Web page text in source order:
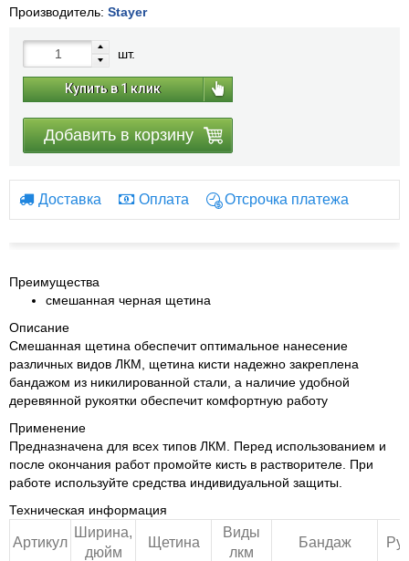
Производитель: Stayer
шт.
Купить в 1 клик
Добавить в корзину
Доставка Оплата Отсрочка платежа
Преимущества
смешанная черная щетина
Описание
Смешанная щетина обеспечит оптимальное нанесение
различных видов ЛКМ, щетина кисти надежно закреплена
бандажом из никилированной стали, а наличие удобной
деревянной рукоятки обеспечит комфортную работу
Применение
Предназначена для всех типов ЛКМ. Перед использованием и
после окончания работ промойте кисть в растворителе. При
работе используйте средства индивидуальной защиты.
Техническая информация
Артикул
Ширина,
дюйм
Щетина
Виды
лкм
Бандаж